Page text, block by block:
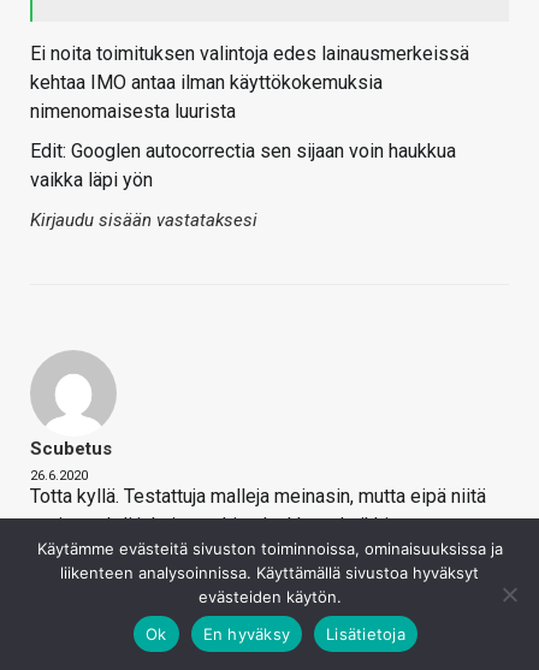
Ei noita toimituksen valintoja edes lainausmerkeissä
kehtaa IMO antaa ilman käyttökokemuksia
nimenomaisesta luurista
Edit: Googlen autocorrectia sen sijaan voin haukkua
vaikka läpi yön
Kirjaudu sisään vastataksesi
Scubetus
26.6.2020
Totta kyllä. Testattuja malleja meinasin, mutta eipä niitä
tosiaan ehdi jokaiseen hintaluokkaan kaikkia
kokeilemaan. Specsien spekulointina tuon toteuttaminen
on taas aika onttoa sisältöä.
Kirjaudu sisään vastataksesi
Käytämme evästeitä sivuston toiminnoissa, ominaisuuksissa ja
liikenteen analysoinnissa. Käyttämällä sivustoa hyväksyt
evästeiden käytön.
Ok
En hyväksy Lisätietoja